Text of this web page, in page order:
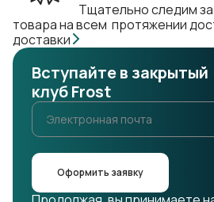
Тщательно следим
товара на всем протяжении
доставки
Вступайте в закрытый
клуб Frost
Оформить заявку